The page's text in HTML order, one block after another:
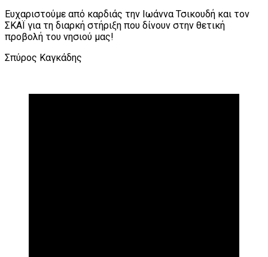
Ευχαριστούμε από καρδιάς την Ιωάννα Τσικουδή και τον
ΣΚΑΪ για τη διαρκή στήριξη που δίνουν στην θετική
προβολή του νησιού μας!
Σπύρος Καγκάδης